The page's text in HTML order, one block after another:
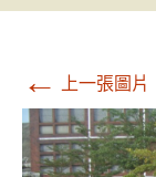
← 上一張圖片